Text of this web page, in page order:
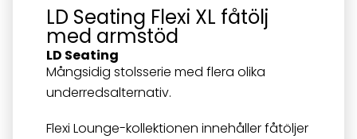
LD Seating Flexi XL fåtölj
med armstöd
LD Seating
Mångsidig stolsserie med flera olika
underredsalternativ.
Flexi Lounge-kollektionen innehåller fåtöljer